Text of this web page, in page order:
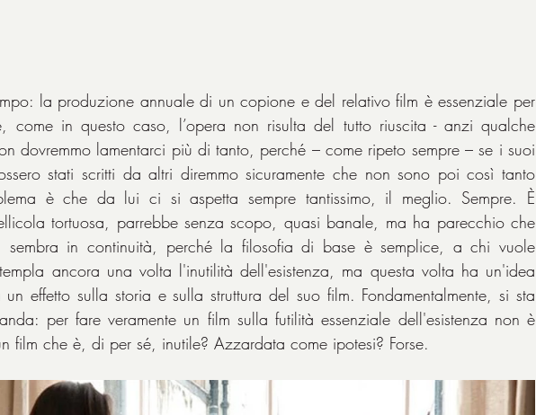
come in questo caso, l’opera non risulta del tutto riuscita - anzi qualche
dovremmo lamentarci più di tanto, perché – come ripeto sempre – se i suoi
stati scritti da altri diremmo sicuramente che non sono poi così tanto
è che da lui ci si aspetta sempre tantissimo, il meglio. Sempre. È
tortuosa, parrebbe senza scopo, quasi banale, ma ha parecchio che
sembra in continuità, perché la filosofia di base è semplice, a chi vuole
ancora una volta l'inutilità dell'esistenza, ma questa volta ha un'idea
effetto sulla storia e sulla struttura del suo film. Fondamentalmente, si sta
per fare veramente un film sulla futilità essenziale dell'esistenza non è
film che è, di per sé, inutile? Azzardata come ipotesi? Forse.